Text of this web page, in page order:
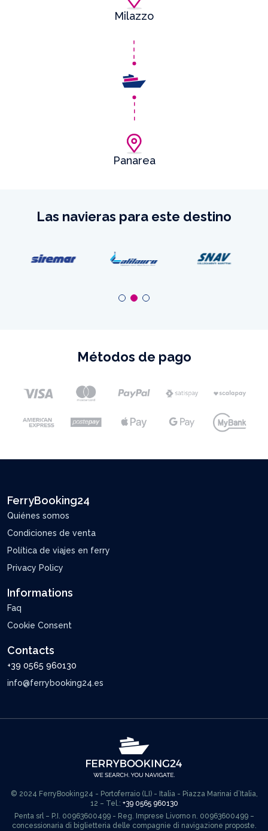
Milazzo
Panarea
Las navieras para este destino
Métodos de pago
FerryBooking24
Quiénes somos
Condiciones de venta
Política de viajes en ferry
Privacy Policy
Informations
Faq
Cookie Consent
Contacts
+39 0565 960130
info@ferrybooking24.es
© 2024 FerryBooking24 - Portoferraio (LI) - Italia - Piazza Marinai d’Italia,
12 – Tel.: +39 0565 960130
Penta srl – P.I. 00963600499 - Reg. Imprese Livorno n. 00963600499 –
concessionaria di biglietteria delle compagnie di navigazione proposte.